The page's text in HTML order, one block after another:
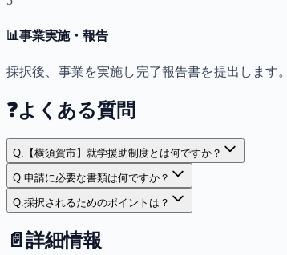
📊事業実施・報告
採択後、事業を実施し完了報告書を提出します。
❓よくある質問
Q. 【横須賀市】就学援助制度とは何ですか？
Q.申請に必要な書類は何ですか？
Q.採択されるためのポイントは？
📄 詳細情報